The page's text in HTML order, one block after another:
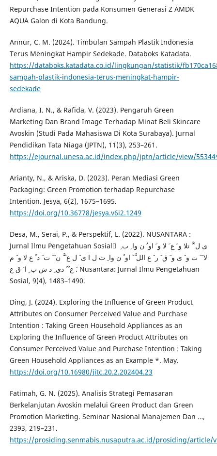
Repurchase Intention pada Konsumen Generasi Z AMDK
AQUA Galon di Kota Bandung.
Annur, C. M. (2024). Timbulan Sampah Plastik Indonesia
Terus Meningkat Hampir Sedekade. Databoks Katadata.
https://databoks.katadata.co.id/lingkungan/statistik/
sampah-plastik-indonesia-terus-meningkat-hampir-
sedekade
Ardiana, I. N., & Rafida, V. (2023). Pengaruh Green
Marketing Dan Brand Image Terhadap Minat Beli Skincare
Avoskin (Studi Pada Mahasiswa Di Kota Surabaya). Jurnal
Pendidikan Tata Niaga (JPTN), 11(3), 253–261.
https://ejournal.unesa.ac.id/index.php/jptn/article/view/
Arianty, N., & Ariska, D. (2023). Peran Mediasi Green
Packaging: Green Promotion terhadap Repurchase
Intention. Jesya, 6(2), 1675–1695.
https://doi.org/10.36778/jesya.v6i2.1249
Desa, M., Serai, P., & Perspektif, L. (2022). NUSANTARA :
Jurnal Ilmu Pengetahuan Sosial ْ ى ل ْ َّ تلا و َ ع َ لا و َ او ُ ن وا ِ ب ِ
لا َ َ ت و َ ى و َ ق َ ر َ ع الل َّ َ او ُ ن وا ِ ث ل ا ى َ ل ع َ َّ ن َ َ ت َ د ُ ع لا و َ م
َ ع ْ ُ دي ِ د ش ب ِ ا َ ق ع. Nusantara: Jurnal Ilmu Pengetahuan
Sosial, 9(4), 1483–1490.
Ding, J. (2024). Exploring the Influence of Green Product
Attributes on Consumer Perceived Value and Purchase
Intention : Taking Green Household Appliances as an
Exploring the Influence of Green Product Attributes on
Consumer Perceived Value and Purchase Intention : Taking
Green Household Appliances as an Example *. May.
https://doi.org/10.16980/jitc.20.2.202404.23
Fatimah, G. N. (2025). Analisis Strategi Pemasaran
Berkelanjutan Avoskin melalui Green Product dan Green
Promotion Marketing. Seminar Nasional Manajemen Dan …,
2393, 219–231.
https://prosiding.senmabis.nusaputra.ac.id/prosiding/